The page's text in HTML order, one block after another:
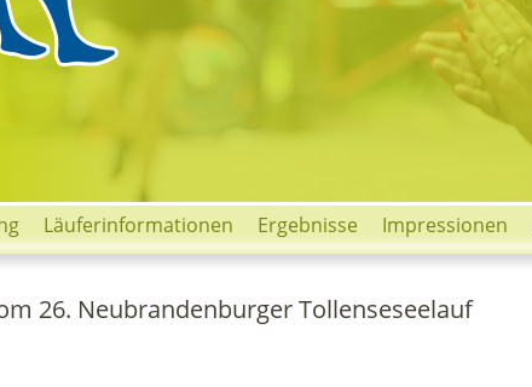
Läuferinformationen Ergebnisse Impressionen
26. Neubrandenburger Tollenseseelauf